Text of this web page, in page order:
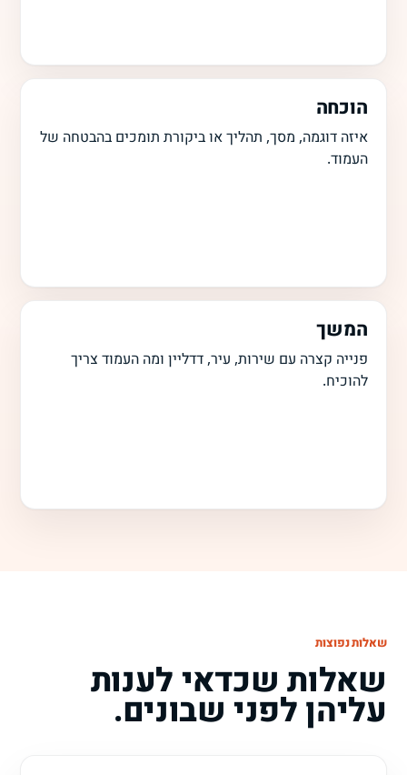
הוכחה
איזה דוגמה, מסך, תהליך או ביקורת תומכים בהבטחה של
העמוד.
המשך
פנייה קצרה עם שירות, עיר, דדליין ומה העמוד צריך
להוכיח.
שאלות נפוצות
שאלות שכדאי לענות
עליהן לפני שבונים.